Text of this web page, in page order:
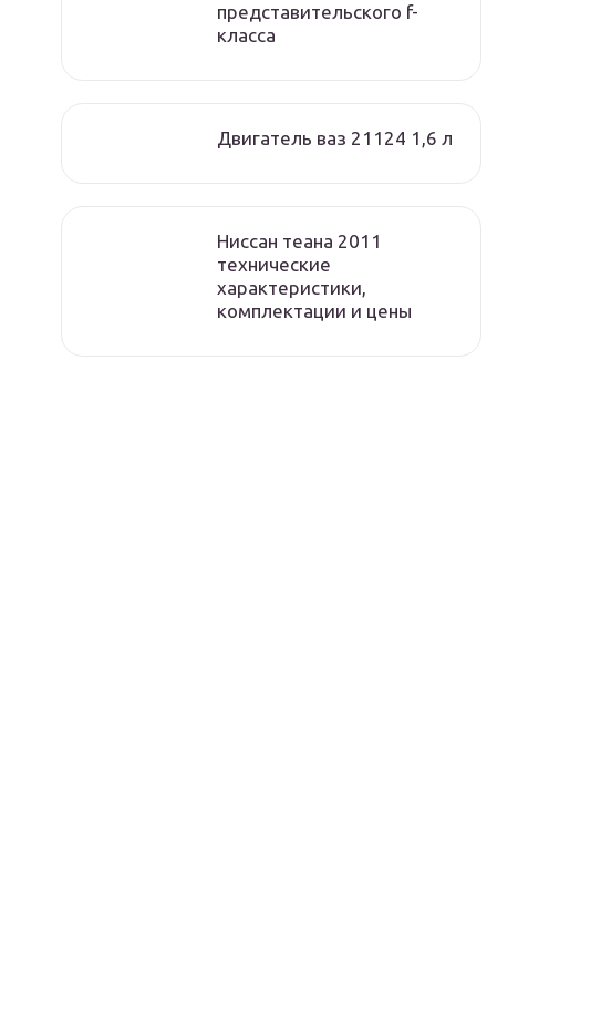
представительского f-
класса
Двигатель ваз 21124 1,6 л
Ниссан теана 2011
технические
характеристики,
комплектации и цены